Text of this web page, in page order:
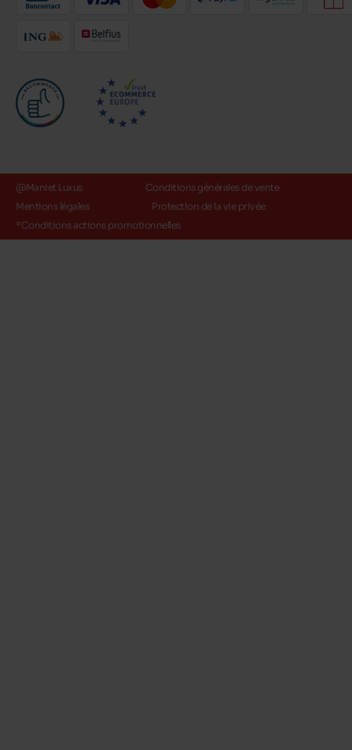
@Maniet Luxus
Conditions générales de vente
Mentions légales
Protection de la vie privée
*Conditions actions promotionnelles